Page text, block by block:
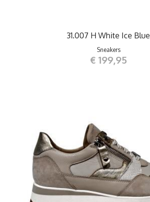
31.007 H White Ice Blue
Sneakers
€ 199,95